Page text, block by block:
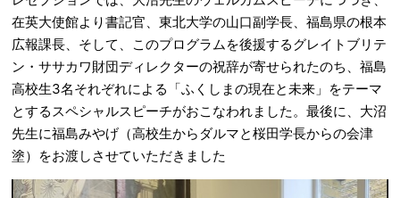
在英大使館より書記官、東北大学の山口副学長、福島県の根本
広報課長、そして、このプログラムを後援するグレイトブリテ
ン・ササカワ財団ディレクターの祝辞が寄せられたのち、福島
高校生3名それぞれによる「ふくしまの現在と未来」をテーマ
とするスペシャルスピーチがおこなわれました。最後に、大沼
先生に福島みやげ（高校生からダルマと桜田学長からの会津
塗）をお渡しさせていただきました